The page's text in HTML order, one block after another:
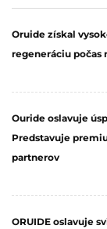
Oruide získal
regeneráciu
Ouride oslavuje
Predstavuje
partnerov
ORUIDE oslavuje